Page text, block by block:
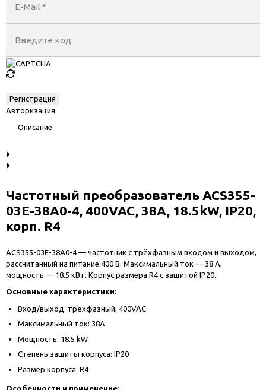
E-Mail*
Введите код:
Авторизация
Описание
Частотный преобразователь ACS355-
03E-38A0-4, 400VAC, 38A, 18.5kW, IP20,
корп. R4
ACS355-03E-38A0-4 — частотник с трёхфазным входом и выходом,
рассчитанный на питание 400 В. Максимальный ток — 38 А,
мощность — 18.5 кВт. Корпус размера R4 с защитой IP20.
Основные характеристики:
Вход/выход: трёхфазный, 400VAC
Максимальный ток: 38A
Мощность: 18.5 kW
Степень защиты корпуса: IP20
Размер корпуса: R4
Особенности и применение: